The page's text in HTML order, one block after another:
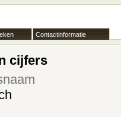
Contactinformatie
cijfers